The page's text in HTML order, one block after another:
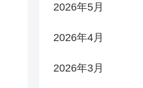
2026年5月
2026年4月
2026年3月